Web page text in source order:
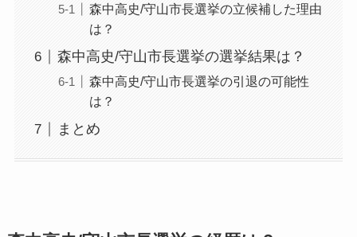
森中高史/守山市長選挙の立候補した理由
は？
森中高史/守山市長選挙の選挙結果は？
森中高史/守山市長選挙の引退の可能性
は？
まとめ